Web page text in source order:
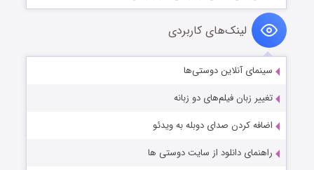
لینک‌های کاربردی
سینمای آنلاین دوستی‌ها
تغییر زبان فیلم‌های دو زبانه
اضافه کردن صدای دوبله به ویدئو
راهنمای دانلود از سایت دوستی ها